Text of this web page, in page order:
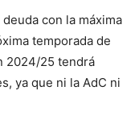
con la máxima
temporada de
2024/25 tendrá
ya que ni la AdC ni